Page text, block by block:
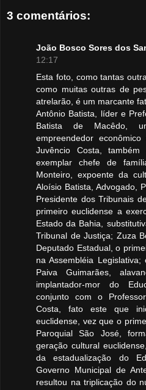
3 comentários:
João Bosco Sores dos
12:17
Esta foto, como tantas
como muitas outras de
atrelarão, é um marcante
Antônio Batista, líder e
Batista de Macêdo,
empreendedor
Juvêncio Costa,
exemplar chefe de
Monteiro, expoente da
Aloísio Batista, Advogado,
Presidente dos Tribunais
primeiro euclidense a
Estado da Bahia,
Tribunal de Justiça; Zuza
Deputado Estadual, o
na Assembléia
Paiva Guimarães,
implantador-mor do
conjunto com o
Costa, fato este que
euclidense, vez que o
Paroquial São José,
geração cultural
da estadualização do
Governo Municipal de
resultou na triplicação do